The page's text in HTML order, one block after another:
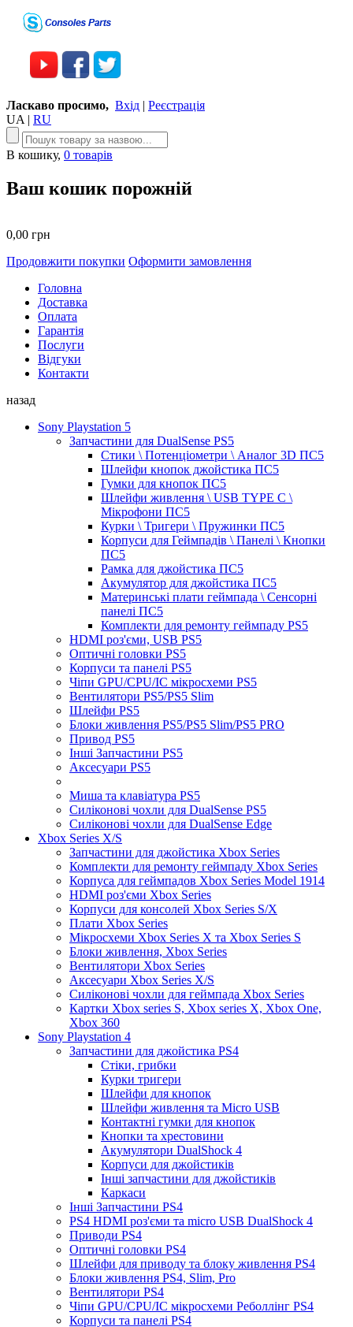
Ласкаво просимо, Вхід | Реєстрація
UA | RU
В кошику, 0 товарів
Ваш кошик порожній
0,00 грн
Продовжити покупки Оформити замовлення
Головна
Доставка
Оплата
Гарантія
Послуги
Відгуки
Контакти
назад
Sony Playstation 5
Запчастини для DualSense PS5
Стики \ Потенціометри \ Аналог 3D ПС5
Шлейфи кнопок джойстика ПС5
Гумки для кнопок ПС5
Шлейфи живлення \ USB TYPE C \
Мікрофони ПС5
Курки \ Тригери \ Пружинки ПС5
Корпуси для Геймпадів \ Панелі \ Кнопки
ПС5
Рамка для джойстика ПС5
Акумулятор для джойстика ПС5
Материнські плати геймпада \ Сенсорні
панелі ПС5
Комплекти для ремонту геймпаду PS5
HDMI роз'єми, USB PS5
Оптичні головки PS5
Корпуси та панелі PS5
Чіпи GPU/CPU/IC мікросхеми PS5
Вентилятори PS5/PS5 Slim
Шлейфи PS5
Блоки живлення PS5/PS5 Slim/PS5 PRO
Привод PS5
Інші Запчастини PS5
Аксесуари PS5
Миша та клавіатура PS5
Силіконові чохли для DualSense PS5
Силіконові чохли для DualSense Edge
Xbox Series X/S
Запчастини для джойстика Xbox Series
Комплекти для ремонту геймпаду Xbox Series
Корпуса для геймпадов Xbox Series Model 1914
HDMI роз'єми Xbox Series
Корпуси для консолей Xbox Series S/X
Плати Xbox Series
Мікросхеми Xbox Series X та Xbox Series S
Блоки живлення, Xbox Series
Вентилятори Xbox Series
Аксесуари Xbox Series X/S
Силіконові чохли для геймпада Xbox Series
Картки Xbox series S, Xbox series X, Xbox One,
Xbox 360
Sony Playstation 4
Запчастини для джойстика PS4
Стіки, грибки
Курки тригери
Шлейфи для кнопок
Шлейфи живлення та Micro USB
Контактні гумки для кнопок
Кнопки та хрестовини
Акумулятори DualShock 4
Корпуси для джойстиків
Інші запчастини для джойстиків
Каркаси
Інші Запчастини PS4
PS4 HDMI роз'єми та micro USB DualShock 4
Приводи PS4
Оптичні головки PS4
Шлейфи для приводу та блоку живлення PS4
Блоки живлення PS4, Slim, Pro
Вентилятори PS4
Чіпи GPU/CPU/IC мікросхеми Реболлінг PS4
Корпуси та панелі PS4